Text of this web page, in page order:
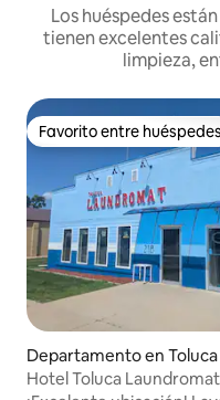
Los huéspedes
tienen excelentes
limpieza,
Favorito entre
Favorito entre huéspedes
Departamento en Toluca
Hotel Toluca Laundromat